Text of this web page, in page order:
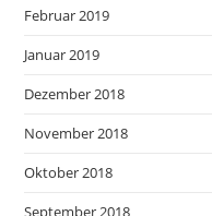
Februar 2019
Januar 2019
Dezember 2018
November 2018
Oktober 2018
September 2018